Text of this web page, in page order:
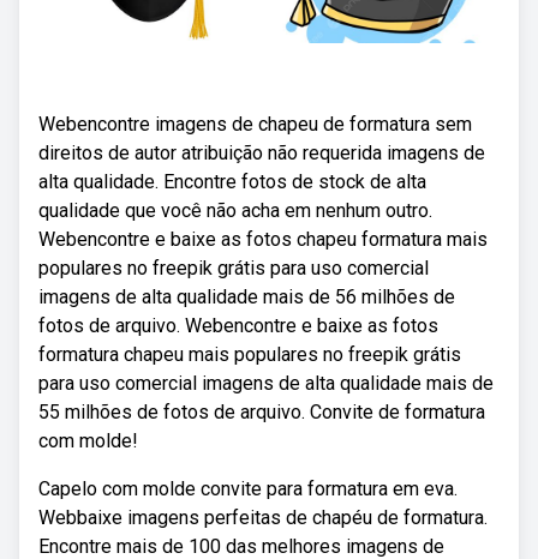
Webencontre imagens de chapeu de formatura sem
direitos de autor atribuição não requerida imagens de
alta qualidade. Encontre fotos de stock de alta
qualidade que você não acha em nenhum outro.
Webencontre e baixe as fotos chapeu formatura mais
populares no freepik grátis para uso comercial
imagens de alta qualidade mais de 56 milhões de
fotos de arquivo. Webencontre e baixe as fotos
formatura chapeu mais populares no freepik grátis
para uso comercial imagens de alta qualidade mais de
55 milhões de fotos de arquivo. Convite de formatura
com molde!
Capelo com molde convite para formatura em eva.
Webbaixe imagens perfeitas de chapéu de formatura.
Encontre mais de 100 das melhores imagens de